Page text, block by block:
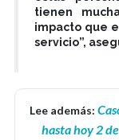
tienen
impacto que
servicio”,
Lee además:
hasta hoy 2